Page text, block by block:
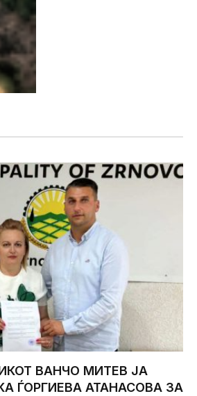
ВАНЧО МИТЕВ ЈА
ЃОРГИЕВА АТАНАСОВА ЗА